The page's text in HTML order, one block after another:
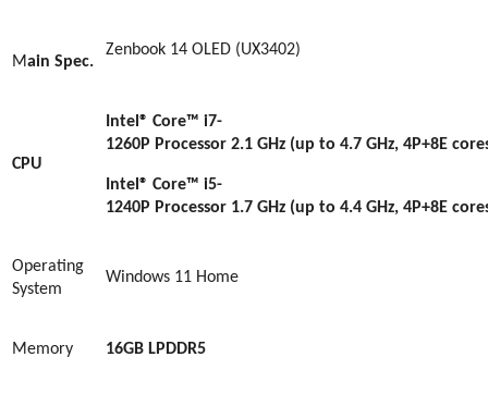
Main Spec.
Zenbook 14 OLED (UX3402)
CPU
Intel® Core™ i7-
1260P Processor 2.1 GHz (up to 4.7 GHz, 4P+8E
Intel® Core™ i5-
1240P Processor 1.7 GHz (up to 4.4 GHz, 4P+8E
Operating
System
Windows 11 Home
Memory 16GB LPDDR5